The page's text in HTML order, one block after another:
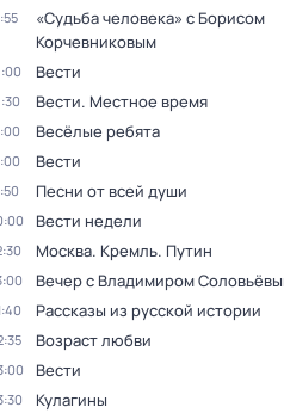
«Судьба человека» с Борисом
Корчевниковым
Вести
Вести. Местное время
Весёлые ребята
Вести
Песни от всей души
Вести недели
Москва. Кремль. Путин
Вечер с Владимиром
Рассказы из русской истории
Возраст любви
Вести
Кулагины